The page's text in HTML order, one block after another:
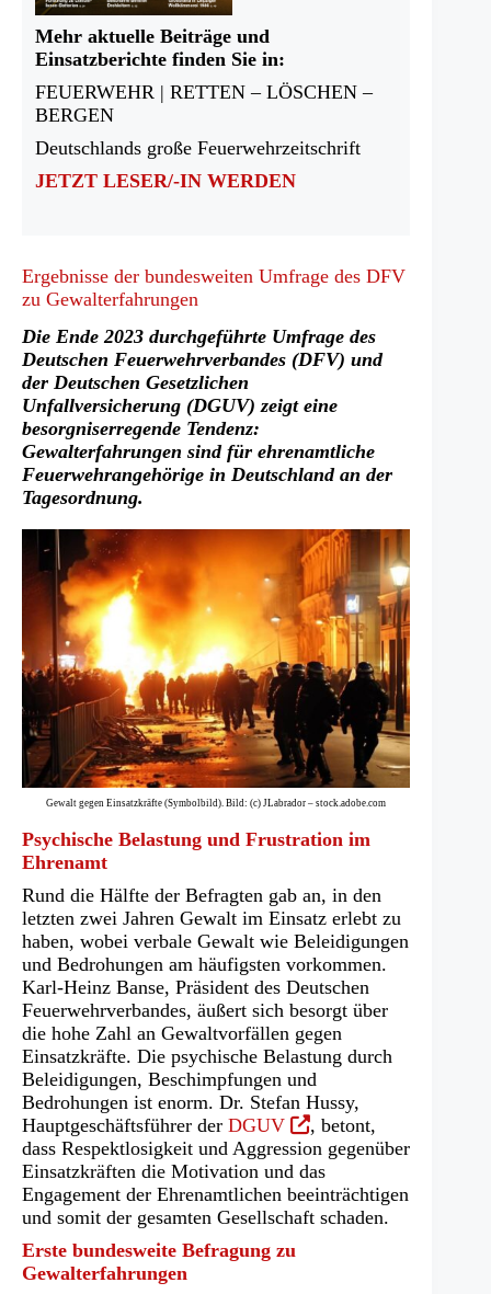
Mehr aktuelle Beiträge und
Einsatzberichte finden Sie in:
FEUERWEHR | RETTEN – LÖSCHEN –
BERGEN
Deutschlands große Feuerwehrzeitschrift
JETZT LESER/-IN WERDEN
Ergebnisse der bundesweiten Umfrage des DFV
zu Gewalterfahrungen
Die Ende 2023 durchgeführte Umfrage des
Deutschen Feuerwehrverbandes (DFV) und
der Deutschen Gesetzlichen
Unfallversicherung (DGUV) zeigt eine
besorgniserregende Tendenz:
Gewalterfahrungen sind für ehrenamtliche
Feuerwehrangehörige in Deutschland an der
Tagesordnung.
Gewalt gegen Einsatzkräfte (Symbolbild). Bild: (c) JLabrador – stock.adobe.com
Psychische Belastung und Frustration im
Ehrenamt
Rund die Hälfte der Befragten gab an, in den
letzten zwei Jahren Gewalt im Einsatz erlebt zu
haben, wobei verbale Gewalt wie Beleidigungen
und Bedrohungen am häufigsten vorkommen.
Karl-Heinz Banse, Präsident des Deutschen
Feuerwehrverbandes, äußert sich besorgt über
die hohe Zahl an Gewaltvorfällen gegen
Einsatzkräfte. Die psychische Belastung durch
Beleidigungen, Beschimpfungen und
Bedrohungen ist enorm. Dr. Stefan Hussy,
Hauptgeschäftsführer der DGUV(Öffnet
in
einem
neuen
Tab)
, betont,
dass Respektlosigkeit und Aggression gegenüber
Einsatzkräften die Motivation und das
Engagement der Ehrenamtlichen beeinträchtigen
und somit der gesamten Gesellschaft schaden.
Erste bundesweite Befragung zu
Gewalterfahrungen